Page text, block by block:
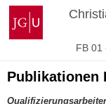
Skip
content
Johannes
Gutenberg
University
FB 01
Publikationen